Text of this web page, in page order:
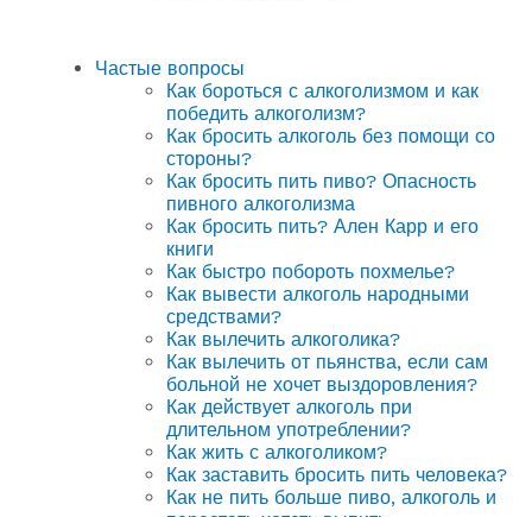
Частые вопросы
Как бороться с алкоголизмом и как
победить алкоголизм?
Как бросить алкоголь без помощи со
стороны?
Как бросить пить пиво? Опасность
пивного алкоголизма
Как бросить пить? Ален Карр и его
книги
Как быстро побороть похмелье?
Как вывести алкоголь народными
средствами?
Как вылечить алкоголика?
Как вылечить от пьянства, если сам
больной не хочет выздоровления?
Как действует алкоголь при
длительном употреблении?
Как жить с алкоголиком?
Как заставить бросить пить человека?
Как не пить больше пиво, алкоголь и